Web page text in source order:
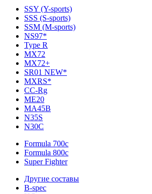
SSY (Y-sports)
SSS (S-sports)
SSM (M-sports)
NS97*
Type R
MX72
MX72+
SR01 NEW*
MXRS*
CC-Rg
ME20
MA45B
N35S
N30C
Formula 700c
Formula 800c
Super Fighter
Другие составы
B-spec